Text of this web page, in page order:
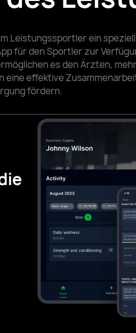
Leistungssportler ein
für den Sportler zur
es den Ärzten,
effektive
fördern.